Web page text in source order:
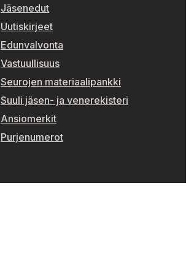
Jäsenedut
Uutiskirjeet
Edunvalvonta
Vastuullisuus
Seurojen materiaalipankki
Suuli jäsen- ja venerekisteri
Ansiomerkit
Purjenumerot